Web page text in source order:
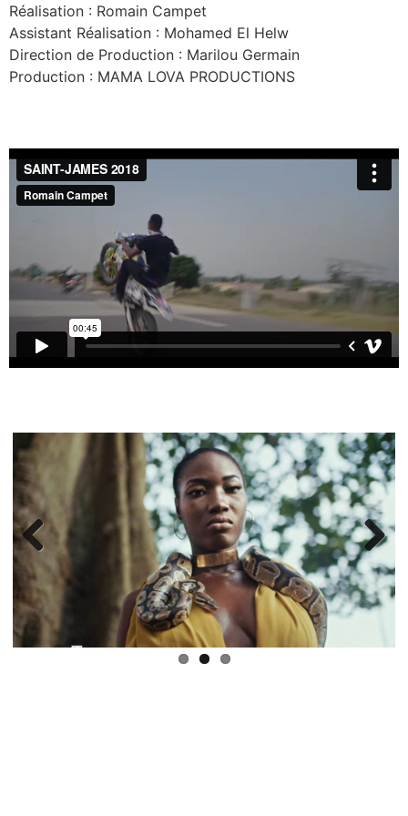
Aller
au
contenu
Réalisation : Romain Campet
Assistant Réalisation : Mohamed El Helw
Direction de Production : Marilou Germain
Production : MAMA LOVA PRODUCTIONS
Previous Next